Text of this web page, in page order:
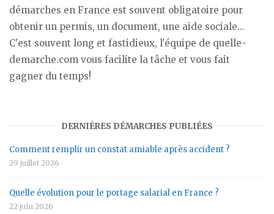
démarches en France est souvent obligatoire pour
obtenir un permis, un document, une aide sociale...
C'est souvent long et fastidieux, l'équipe de quelle-
demarche.com vous facilite la tâche et vous fait
gagner du temps!
DERNIÈRES DÉMARCHES PUBLIÉES
Comment remplir un constat amiable après accident ?
29 juillet 2026
Quelle évolution pour le portage salarial en France ?
22 juin 2026